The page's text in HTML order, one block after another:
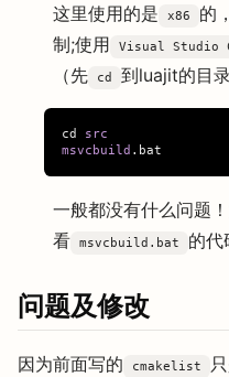
这里使用的是
x86
的
制;使用
Visual Studio
（先
cd 到luajit的目录
cd
src
msvcbuild
一般都没有什么问题
看
msvcbuild.bat 的代
问题及修改
因为前面写的 cmakelist